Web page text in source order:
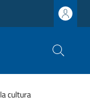
cultura